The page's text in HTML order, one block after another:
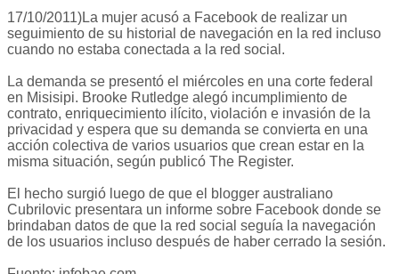
17/10/2011)La mujer acusó a Facebook de realizar un
seguimiento de su historial de navegación en la red incluso
cuando no estaba conectada a la red social.
La demanda se presentó el miércoles en una corte federal
en Misisipi. Brooke Rutledge alegó incumplimiento de
contrato, enriquecimiento ilícito, violación e invasión de la
privacidad y espera que su demanda se convierta en una
acción colectiva de varios usuarios que crean estar en la
misma situación, según publicó The Register.
El hecho surgió luego de que el blogger australiano
Cubrilovic presentara un informe sobre Facebook donde se
brindaban datos de que la red social seguía la navegación
de los usuarios incluso después de haber cerrado la sesión.